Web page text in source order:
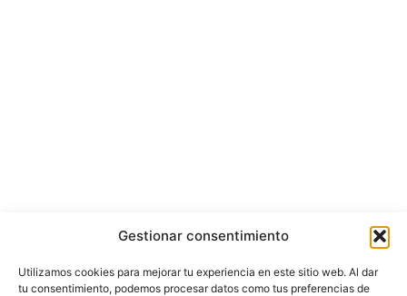
Gestionar consentimiento
Utilizamos cookies para mejorar tu experiencia en este sitio web. Al dar
tu consentimiento, podemos procesar datos como tus preferencias de